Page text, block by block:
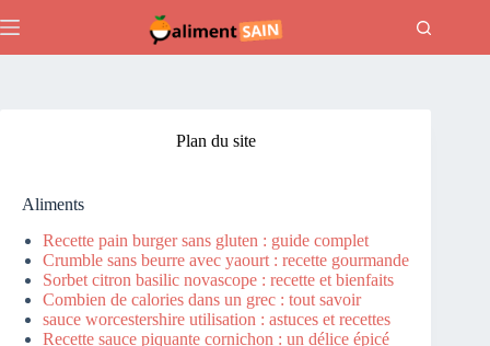
au
Plan du site
Aliments
Recette pain burger sans gluten : guide complet
Crumble sans beurre avec yaourt : recette gourmande
Sorbet citron basilic novascope : recette et bienfaits
Combien de calories dans un grec : tout savoir
sauce worcestershire utilisation : astuces et recettes
Recette sauce piquante cornichon : un délice épicé